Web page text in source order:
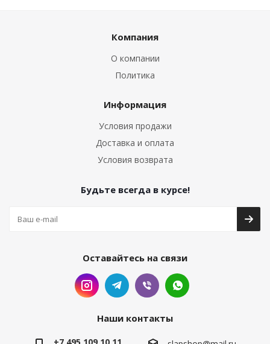
Компания
О компании
Политика
Информация
Условия продажи
Доставка и оплата
Условия возврата
Будьте всегда в курсе!
Оставайтесь на связи
Наши контакты